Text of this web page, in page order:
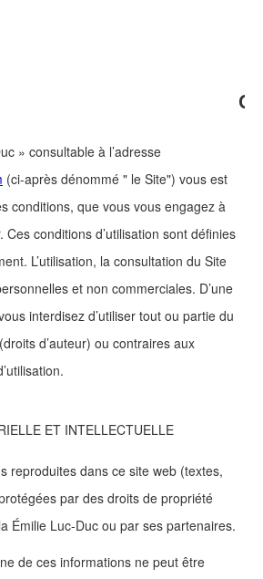
» consultable à l’adresse
(ci-après dénommé " le Site") vous est
conditions, que vous vous engagez à
conditions d’utilisation sont définies
L’utilisation, la consultation du Site
et non commerciales. D’une
interdisez d’utiliser tout ou partie du
d’auteur) ou contraires aux
ET INTELLECTUELLE
reproduites dans ce site web (textes,
par des droits de propriété
Émilie Luc-Duc ou par ses partenaires.
de ces informations ne peut être